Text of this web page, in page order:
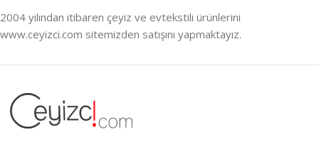
2004 yılından itibaren çeyiz ve evtekstili ürünlerini
www.ceyizci.com sitemizden satışını yapmaktayız.